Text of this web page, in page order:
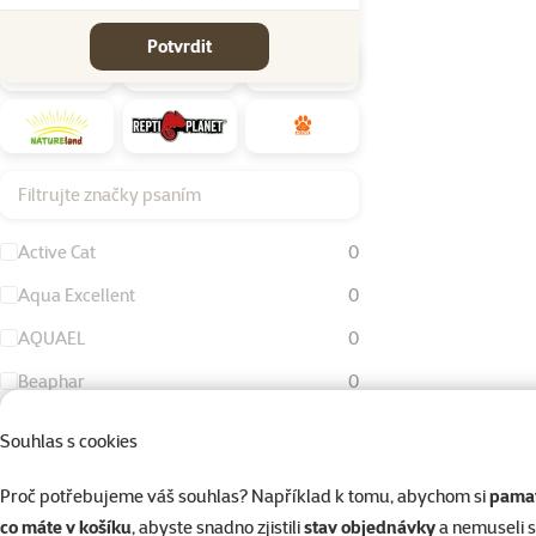
Souhlas s cookies
Proč potřebujeme váš souhlas? Například k tomu, abychom si
co máte v košíku, abyste snadno zjistilistav objednávkya nemuseli
Potvrdit
Filtrujte značky psaním
Active Cat
0
Aqua Excellent
0
AQUAEL
0
Beaphar
0
Eheim